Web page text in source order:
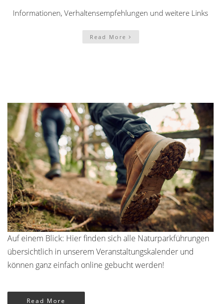
Informationen, Verhaltensempfehlungen und weitere Links
Read More
Auf einem Blick: Hier finden sich alle Naturparkführungen
übersichtlich in unserem Veranstaltungskalender und
können ganz einfach online gebucht werden!
Read More